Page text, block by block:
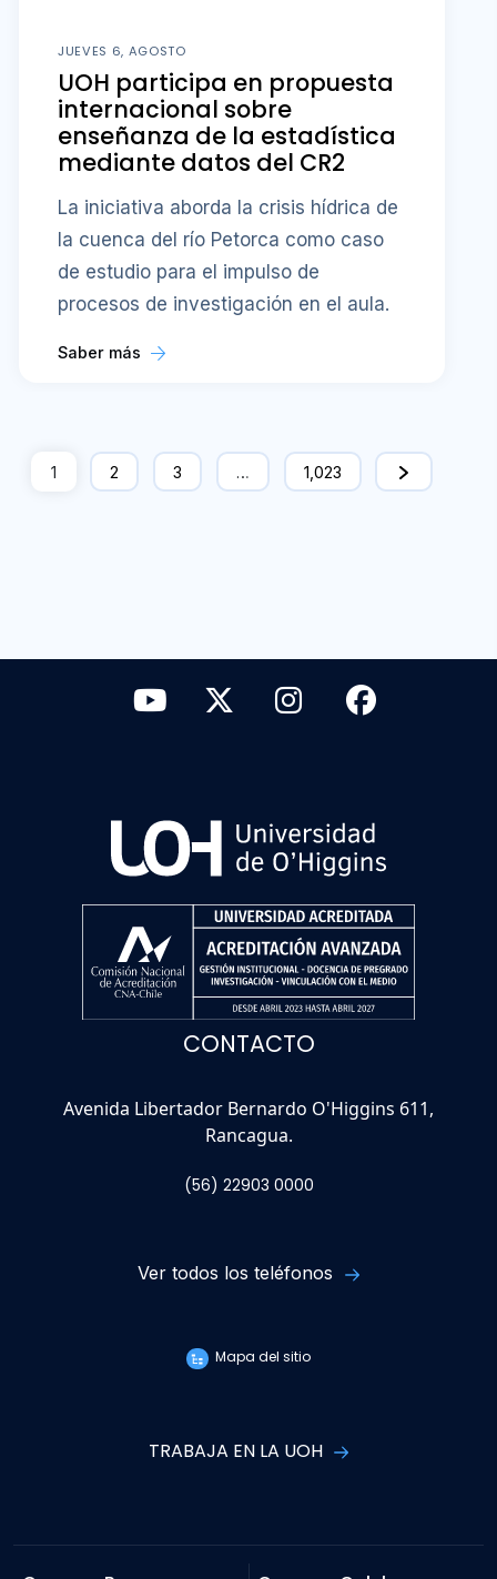
JUEVES 6, AGOSTO
UOH participa en propuesta
internacional sobre
enseñanza de la estadística
mediante datos del CR2
La iniciativa aborda la crisis hídrica de
la cuenca del río Petorca como caso
de estudio para el impulso de
procesos de investigación en el aula.
Saber más
1 2 3 … 1,023
CONTACTO
Avenida Libertador Bernardo O'Higgins 611,
Rancagua.
(56) 22903 0000
Ver todos los teléfonos
Mapa del sitio
TRABAJA EN LA UOH